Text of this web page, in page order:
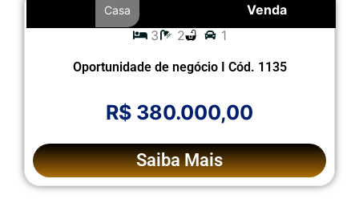
Venda
Casa
3 2 1
Oportunidade de negócio I Cód. 1135
R$ 380.000,00
Saiba Mais